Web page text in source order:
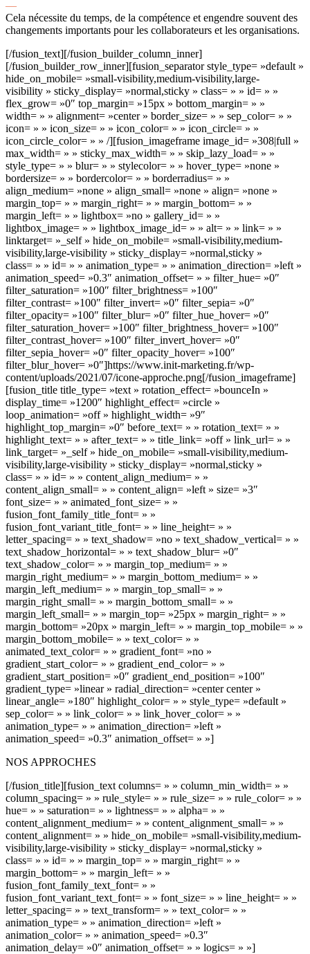
—
Cela nécessite du temps, de la compétence et engendre souvent des
changements importants pour les collaborateurs et les organisations.
[/fusion_text][/fusion_builder_column_inner]
[/fusion_builder_row_inner][fusion_separator style_type= »default »
hide_on_mobile= »small-visibility,medium-visibility,large-
visibility » sticky_display= »normal,sticky » class= » » id= » »
flex_grow= »0″ top_margin= »15px » bottom_margin= » »
width= » » alignment= »center » border_size= » » sep_color= » »
icon= » » icon_size= » » icon_color= » » icon_circle= » »
icon_circle_color= » » /][fusion_imageframe image_id= »308|full »
max_width= » » sticky_max_width= » » skip_lazy_load= » »
style_type= » » blur= » » stylecolor= » » hover_type= »none »
bordersize= » » bordercolor= » » borderradius= » »
align_medium= »none » align_small= »none » align= »none »
margin_top= » » margin_right= » » margin_bottom= » »
margin_left= » » lightbox= »no » gallery_id= » »
lightbox_image= » » lightbox_image_id= » » alt= » » link= » »
linktarget= »_self » hide_on_mobile= »small-visibility,medium-
visibility,large-visibility » sticky_display= »normal,sticky »
class= » » id= » » animation_type= » » animation_direction= »left »
animation_speed= »0.3″ animation_offset= » » filter_hue= »0″
filter_saturation= »100″ filter_brightness= »100″
filter_contrast= »100″ filter_invert= »0″ filter_sepia= »0″
filter_opacity= »100″ filter_blur= »0″ filter_hue_hover= »0″
filter_saturation_hover= »100″ filter_brightness_hover= »100″
filter_contrast_hover= »100″ filter_invert_hover= »0″
filter_sepia_hover= »0″ filter_opacity_hover= »100″
filter_blur_hover= »0″]https://www.init-marketing.fr/wp-
content/uploads/2021/07/icone-approche.png[/fusion_imageframe]
[fusion_title title_type= »text » rotation_effect= »bounceIn »
display_time= »1200″ highlight_effect= »circle »
loop_animation= »off » highlight_width= »9″
highlight_top_margin= »0″ before_text= » » rotation_text= » »
highlight_text= » » after_text= » » title_link= »off » link_url= » »
link_target= »_self » hide_on_mobile= »small-visibility,medium-
visibility,large-visibility » sticky_display= »normal,sticky »
class= » » id= » » content_align_medium= » »
content_align_small= » » content_align= »left » size= »3″
font_size= » » animated_font_size= » »
fusion_font_family_title_font= » »
fusion_font_variant_title_font= » » line_height= » »
letter_spacing= » » text_shadow= »no » text_shadow_vertical= » »
text_shadow_horizontal= » » text_shadow_blur= »0″
text_shadow_color= » » margin_top_medium= » »
margin_right_medium= » » margin_bottom_medium= » »
margin_left_medium= » » margin_top_small= » »
margin_right_small= » » margin_bottom_small= » »
margin_left_small= » » margin_top= »25px » margin_right= » »
margin_bottom= »20px » margin_left= » » margin_top_mobile= » »
margin_bottom_mobile= » » text_color= » »
animated_text_color= » » gradient_font= »no »
gradient_start_color= » » gradient_end_color= » »
gradient_start_position= »0″ gradient_end_position= »100″
gradient_type= »linear » radial_direction= »center center »
linear_angle= »180″ highlight_color= » » style_type= »default »
sep_color= » » link_color= » » link_hover_color= » »
animation_type= » » animation_direction= »left »
animation_speed= »0.3″ animation_offset= » »]
NOS APPROCHES
[/fusion_title][fusion_text columns= » » column_min_width= » »
column_spacing= » » rule_style= » » rule_size= » » rule_color= » »
hue= » » saturation= » » lightness= » » alpha= » »
content_alignment_medium= » » content_alignment_small= » »
content_alignment= » » hide_on_mobile= »small-visibility,medium-
visibility,large-visibility » sticky_display= »normal,sticky »
class= » » id= » » margin_top= » » margin_right= » »
margin_bottom= » » margin_left= » »
fusion_font_family_text_font= » »
fusion_font_variant_text_font= » » font_size= » » line_height= » »
letter_spacing= » » text_transform= » » text_color= » »
animation_type= » » animation_direction= »left »
animation_color= » » animation_speed= »0.3″
animation_delay= »0″ animation_offset= » » logics= » »]